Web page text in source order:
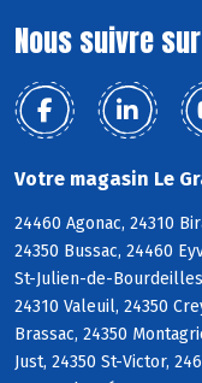
Nous suivre sur
Votre magasin Le
24460 Agonac, 24310
24350 Bussac, 24460
St-Julien-de-
24310 Valeuil, 24350
Brassac, 24350
Just, 24350 St-Victor,